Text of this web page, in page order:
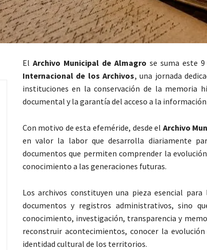
El Archivo Municipal de Almagro se suma este
Internacional de los Archivos, una jornada
instituciones en la conservación de la memoria
documental y la garantía del acceso a la
Con motivo de esta efeméride, desde el Archivo
en valor la labor que desarrolla diariamente
documentos que permiten comprender la
conocimiento a las generaciones futuras.
Los archivos constituyen una pieza esencial
documentos y registros administrativos, sino
conocimiento, investigación, transparencia y
reconstruir acontecimientos, conocer la
identidad cultural de los territorios.